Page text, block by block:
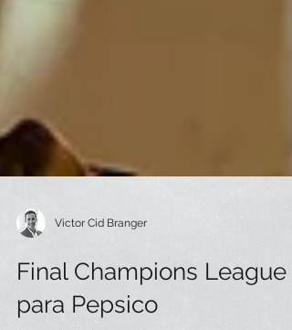
Victor Cid Branger
Final Champions League